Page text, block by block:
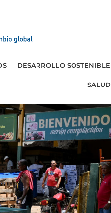
DESARROLLO SOSTENIBLE
SALUD